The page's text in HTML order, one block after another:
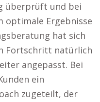
überprüft und bei
optimale Ergebnisse
hat sich
Fortschritt natürlich
angepasst. Bei
ein
zugeteilt, der